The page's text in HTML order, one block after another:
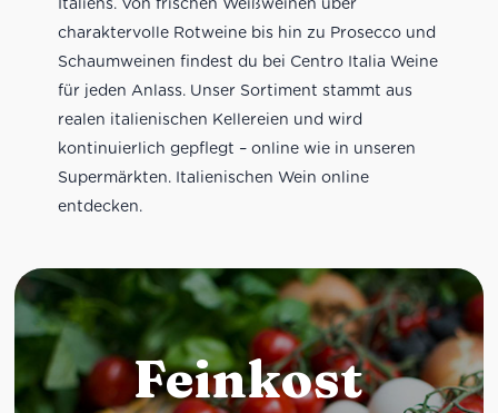
charaktervolle Rotweine bis hin zu Prosecco und
Schaumweinen findest du bei Centro Italia Weine
für jeden Anlass. Unser Sortiment stammt aus
realen italienischen Kellereien und wird
kontinuierlich gepflegt – online wie in unseren
Supermärkten. Italienischen Wein online
entdecken.
Feinkost